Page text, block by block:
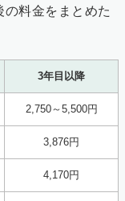
料金をまとめた
3年目以降
2,750～5,500円
3,876円
4,170円